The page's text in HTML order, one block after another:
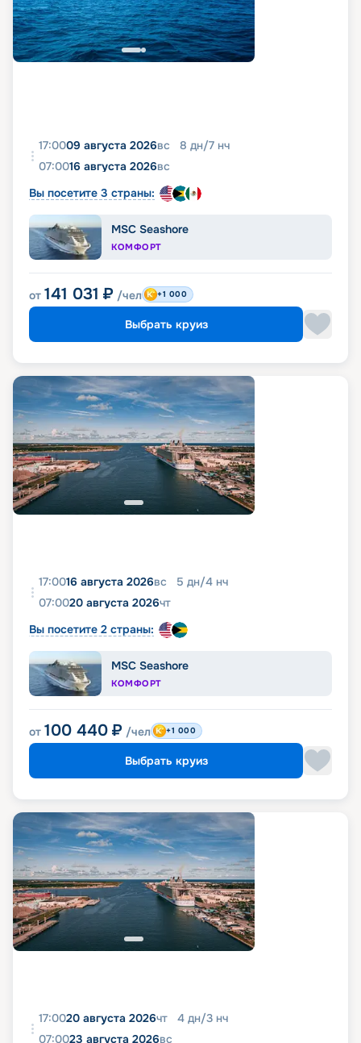
17:0009 августа 2026вс 8 дн/7 нч
07:0016 августа 2026вс
Вы посетите 3 страны:
MSC Seashore
КОМФОРТ
от 141 031 ₽ /чел +1 000
Выбрать круиз
17:0016 августа 2026вс 5 дн/4 нч
07:0020 августа 2026чт
Вы посетите 2 страны:
MSC Seashore
КОМФОРТ
от 100 440 ₽ /чел +1 000
Выбрать круиз
17:0020 августа 2026чт 4 дн/3 нч
07:0023 августа 2026вс